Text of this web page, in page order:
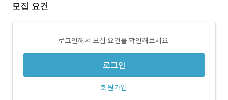
모집 요건
로그인해서 모집 요건을 확인해보세요.
로그인
회원가입